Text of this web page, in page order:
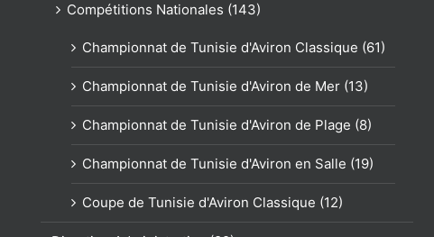
Compétitions Nationales (143)
Championnat de Tunisie d'Aviron Classique (61)
Championnat de Tunisie d'Aviron de Mer (13)
Championnat de Tunisie d'Aviron de Plage (8)
Championnat de Tunisie d'Aviron en Salle (19)
Coupe de Tunisie d'Aviron Classique (12)